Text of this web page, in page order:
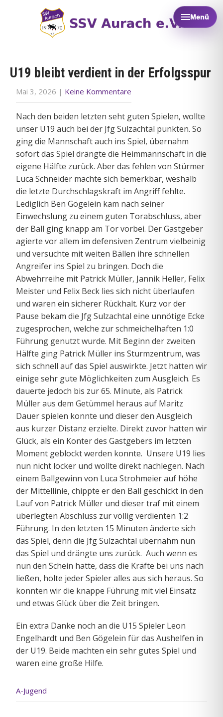
U19 bleibt verdient in der Erfolgsspur
Mai 3, 2026 | Keine Kommentare
Nach den beiden letzten seht guten Spielen, wollte
unser U19 auch bei der Jfg Sulzachtal punkten. So
ging die Mannschaft auch ins Spiel, übernahm
sofort das Spiel drängte die Heimmannschaft in die
eigene Hälfte zurück. Aber das fehlen von Stürmer
Luca Schneider machte sich bemerkbar, weshalb
die letzte Durchschlagskraft im Angriff fehlte.
Lediglich Ben Gögelein kam nach seiner
Einwechslung zu einem guten Torabschluss, aber
der Ball ging knapp am Tor vorbei. Der Gastgeber
agierte vor allem im defensiven Zentrum vielbeinig
und versuchte mit weiten Bällen ihre schnellen
Angreifer ins Spiel zu bringen. Doch die
Abwehrreihe mit Patrick Müller, Jannik Heller, Felix
Meister und Felix Beck lies sich nicht überlaufen
und waren ein sicherer Rückhalt. Kurz vor der
Pause bekam die Jfg Sulzachtal eine unnötige Ecke
zugesprochen, welche zur schmeichelhaften 1:0
Führung genutzt wurde. Mit Beginn der zweiten
Hälfte ging Patrick Müller ins Sturmzentrum, was
sich schnell auf das Spiel auswirkte. Jetzt hatten wir
einige sehr gute Möglichkeiten zum Ausgleich. Es
dauerte jedoch bis zur 65. Minute, als Patrick
Müller aus dem Getümmel heraus auf Maritz
Dauer spielen konnte und dieser den Ausgleich
aus kurzer Distanz erzielte. Direkt zuvor hatten wir
Glück, als ein Konter des Gastgebers im letzten
Moment geblockt werden konnte. Unsere U19 lies
nun nicht locker und wollte direkt nachlegen. Nach
einem Ballgewinn von Luca Strohmeier auf höhe
der Mittellinie, chippte er den Ball geschickt in den
Lauf von Patrick Müller und dieser traf mit einem
überlegten Abschluss zur völlig verdienten 1:2
Führung. In den letzten 15 Minuten änderte sich
das Spiel, denn die Jfg Sulzachtal übernahm nun
das Spiel und drängte uns zurück. Auch wenn es
nun den Schein hatte, dass die Kräfte bei uns nach
ließen, holte jeder Spieler alles aus sich heraus. So
konnten wir die knappe Führung mit viel Einsatz
und etwas Glück über die Zeit bringen.
Ein extra Danke noch an die U15 Spieler Leon
Engelhardt und Ben Gögelein für das Aushelfen in
der U19. Beide machten ein sehr gutes Spiel und
waren eine große Hilfe.
A-Jugend
Menü